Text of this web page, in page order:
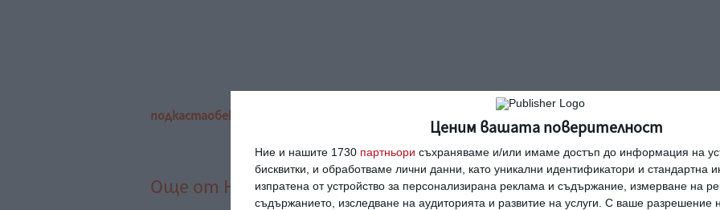
Ценим вашата поверителност
Ние и нашите 1730 партньори съхраняваме и/или имаме достъп до информация на
бисквитки, и обработваме лични данни, като уникални идентификатори и стандартна
изпратена от устройство за персонализирана реклама и съдържание, измерване на
съдържанието, изследване на аудиторията и развитие на услуги. С ваше разрешение
подкастаобекти бедствие
Още от Новини